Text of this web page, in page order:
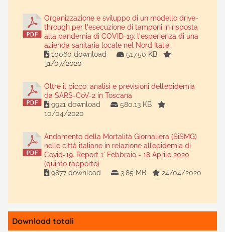
Organizzazione e sviluppo di un modello drive-
through per l'esecuzione di tamponi in risposta
alla pandemia di COVID-19: l'esperienza di una
azienda sanitaria locale nel Nord Italia
10060 download
517.50 KB
31/07/2020
Oltre il picco: analisi e previsioni dell’epidemia
da SARS-CoV-2 in Toscana
9921 download
580.13 KB
10/04/2020
Andamento della Mortalità Giornaliera (SiSMG)
nelle città italiane in relazione all’epidemia di
Covid-19. Report 1' Febbraio - 18 Aprile 2020
(quinto rapporto)
9877 download
3.85 MB 24/04/2020
Download totali